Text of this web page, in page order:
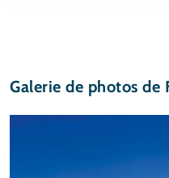
Galerie de photos de